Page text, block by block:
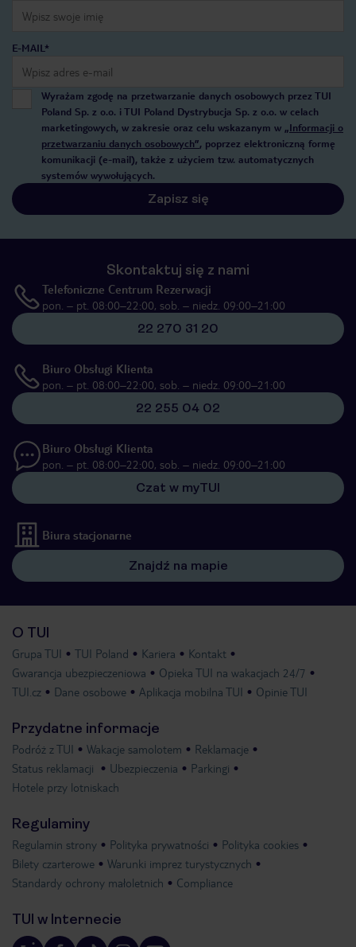
E-MAIL*
Wyrażam zgodę na przetwarzanie danych osobowych przez TUI
Poland Sp. z o.o. i TUI Poland Dystrybucja Sp. z o.o. w celach
marketingowych, w zakresie oraz celu wskazanym w „Informacji o
przetwarzaniu danych osobowych”, poprzez elektroniczną formę
komunikacji (e-mail), także z użyciem tzw. automatycznych
systemów wywołujących.
Zapisz się
Skontaktuj się z nami
Telefoniczne Centrum Rezerwacji
pon. – pt. 08:00–22:00, sob. – niedz. 09:00–21:00
22 270 31 20
Biuro Obsługi Klienta
pon. – pt. 08:00–22:00, sob. – niedz. 09:00–21:00
22 255 04 02
Biuro Obsługi Klienta
pon. – pt. 08:00–22:00, sob. – niedz. 09:00–21:00
Czat w myTUI
Biura stacjonarne
Znajdź na mapie
O TUI
Grupa TUI TUI Poland Kariera
Kontakt
Gwarancja ubezpieczeniowa
Opieka TUI na wakacjach 24/7
TUI.cz
Dane osobowe Aplikacja mobilna TUI Opinie TUI
Przydatne informacje
Podróż z TUI Wakacje samolotem
Reklamacje
Status reklamacji
Ubezpieczenia
Parkingi
Hotele przy lotniskach
Regulaminy
Regulamin strony Polityka prywatności
Polityka cookies
Bilety czarterowe
Warunki imprez turystycznych
Standardy ochrony małoletnich
Compliance
TUI w Internecie